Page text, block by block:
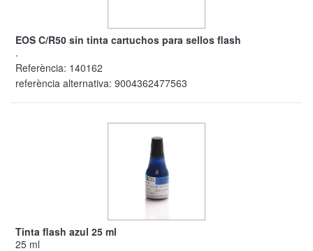
EOS C/R50 sin tinta cartuchos para sellos flash
.
Referència: 140162
referència alternativa: 9004362477563
Tinta flash azul 25 ml
25 ml